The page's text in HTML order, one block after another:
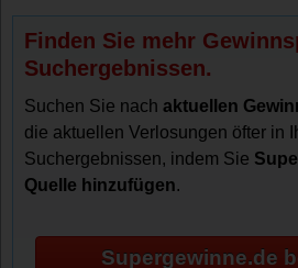
Finden Sie mehr
Suchergebnissen.
Suchen Sie nachaktuellen
die aktuellen Verlosungen öfter in
Suchergebnissen, indem Sie
Quelle hinzufügen.
Supergewinne.de